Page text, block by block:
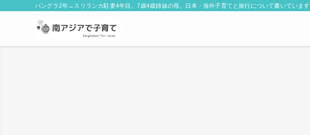
バングラ2年→スリランカ駐妻4年目。7歳4歳姉妹の母。日本・海外子育てと旅行について書いています